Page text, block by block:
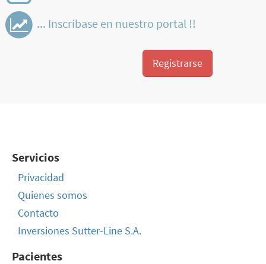
... Inscríbase en nuestro portal !!
Registrarse
Servicios
Privacidad
Quienes somos
Contacto
Inversiones Sutter-Line S.A.
Pacientes